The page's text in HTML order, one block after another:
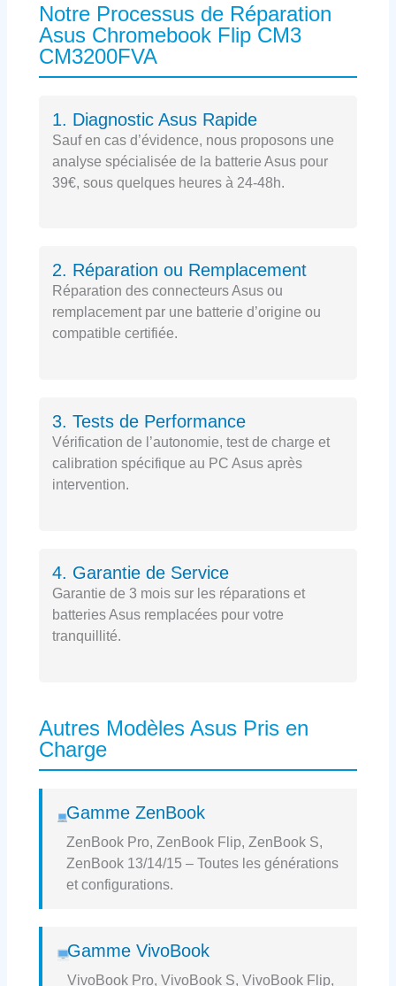
Notre Processus de Réparation
Asus Chromebook Flip CM3
CM3200FVA
1. Diagnostic Asus Rapide
Sauf en cas d’évidence, nous proposons une
analyse spécialisée de la batterie Asus pour
39€, sous quelques heures à 24-48h.
2. Réparation ou Remplacement
Réparation des connecteurs Asus ou
remplacement par une batterie d’origine ou
compatible certifiée.
3. Tests de Performance
Vérification de l’autonomie, test de charge et
calibration spécifique au PC Asus après
intervention.
4. Garantie de Service
Garantie de 3 mois sur les réparations et
batteries Asus remplacées pour votre
tranquillité.
Autres Modèles Asus Pris en
Charge
Gamme ZenBook
ZenBook Pro, ZenBook Flip, ZenBook S,
ZenBook 13/14/15 – Toutes les générations
et configurations.
Gamme VivoBook
VivoBook Pro, VivoBook S, VivoBook Flip,